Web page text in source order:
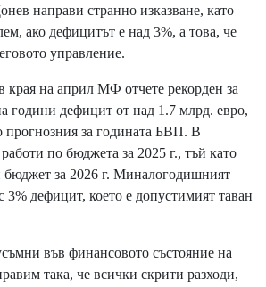
направи странно изказване, като
ако дефицитът е над 3%, а това, че
управление.
края на април МФ отчете рекорден за
години дефицит от над 1.7 млрд. евро,
прогнозния за годината БВП. В
по бюджета за 2025 г., тъй като
бюджет за 2026 г. Миналогодишният
3% дефицит, което е допустимият таван
във финансовото състояние на
така, че всички скрити разходи,